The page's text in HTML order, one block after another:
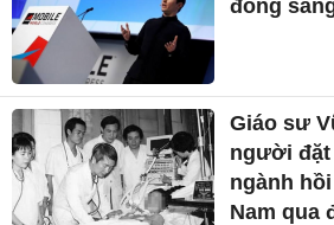
đồng
Giáo sư
người đặt
ngành
Nam qua